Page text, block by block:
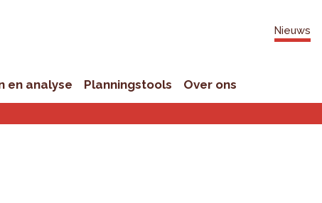
Nieuws
en analyse Planningstools Over ons